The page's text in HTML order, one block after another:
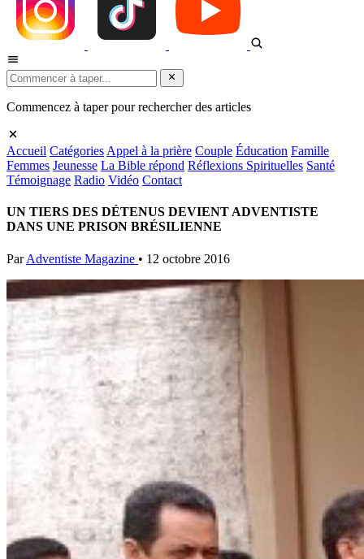
Commencez à taper pour rechercher des articles
Accueil Catégories Appel à la prière Couple Éducation Famille
Femmes Jeunesse La Bible répond Réflexions Spirituelles Santé
Témoignage Radio Vidéo Contact
UN TIERS DES DÉTENUS DEVIENT ADVENTISTE
DANS UNE PRISON BRÉSILIENNE
Par Adventiste Magazine • 12 octobre 2016